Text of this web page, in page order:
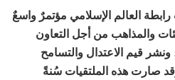
العالم الإسلامي مؤتمرٌ واسعٌ
والمذاهب من أجل التعاون
قيم الاعتدال والتسامح
صارت هذه الملتقيات سُنةً